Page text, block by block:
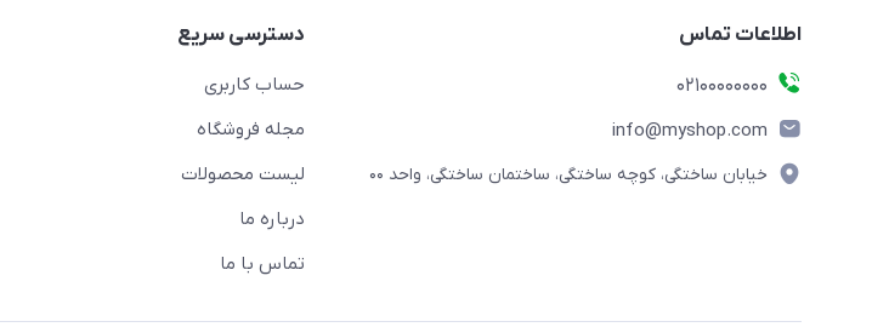
اطلاعات تماس
۰۲۱۰۰۰۰۰۰۰۰
info@myshop.com
خیابان ساختگی، کوچه ساختگی، ساختمان ساختگی، واحد ۰۰
دسترسی سریع
حساب کاربری
مجله فروشگاه
لیست محصولات
درباره ما
تماس با ما